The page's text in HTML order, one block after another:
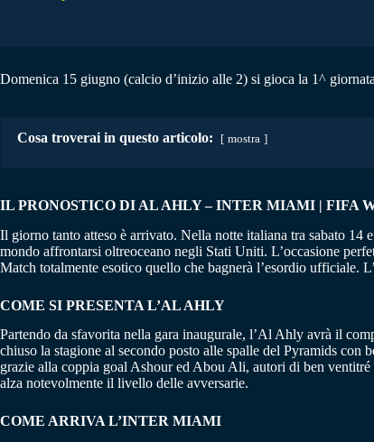
Domenica 15 giugno (calcio d’inizio alle 2) si gioca la 1^
Cosa troverai in questo articolo: mostra
IL PRONOSTICO DI AL AHLY – INTER MIAMI | FIFA
Il giorno tanto atteso è arrivato. Nella notte italiana tra sabato
mondo affrontarsi oltreoceano negli Stati Uniti. L’occasione
Match totalmente esotico quello che bagnerà l’esordio
COME SI PRESENTA L’AL AHLY
Partendo da sfavorita nella gara inaugurale, l’Al Ahly avrà il
chiuso la stagione al secondo posto alle spalle del Pyramids
grazie alla coppia goal Ashour ed Abou Ali, autori di ben ventitré
alza notevolmente il livello delle avversarie.
COME ARRIVA L’INTER MIAMI